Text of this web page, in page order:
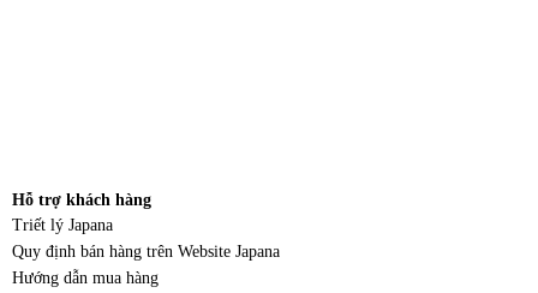
Hỗ trợ khách hàng
Triết lý Japana
Quy định bán hàng trên Website Japana
Hướng dẫn mua hàng